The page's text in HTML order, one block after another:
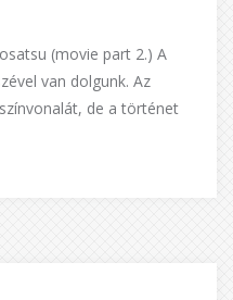
(movie part 2.) A
van dolgunk. Az
de a történet